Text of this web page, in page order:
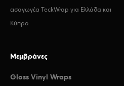
εισαγωγέα TeckWrap για Ελλάδα και
Κύπρο.
Μεμβράνες
Gloss Vinyl Wraps